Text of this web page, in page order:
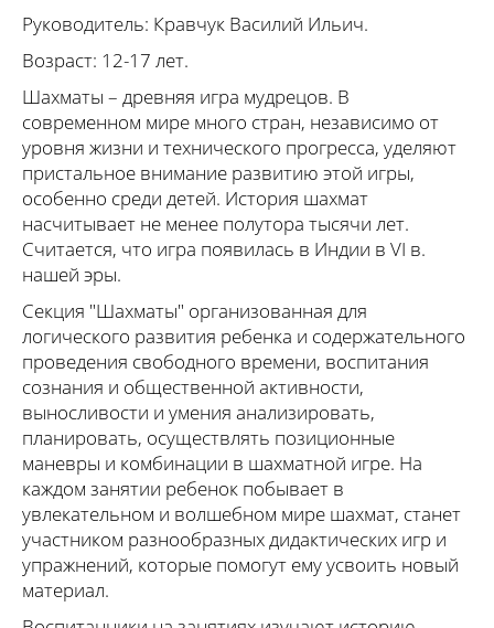
Руководитель: Кравчук Василий Ильич.
Возраст: 12-17 лет.
Шахматы – древняя игра мудрецов. В
современном мире много стран, независимо от
уровня жизни и технического прогресса, уделяют
пристальное внимание развитию этой игры,
особенно среди детей. История шахмат
насчитывает не менее полутора тысячи лет.
Считается, что игра появилась в Индии в VI в.
нашей эры.
Секция "Шахматы" организованная для
логического развития ребенка и содержательного
проведения свободного времени, воспитания
сознания и общественной активности,
выносливости и умения анализировать,
планировать, осуществлять позиционные
маневры и комбинации в шахматной игре. На
каждом занятии ребенок побывает в
увлекательном и волшебном мире шахмат, станет
участником разнообразных дидактических игр и
упражнений, которые помогут ему усвоить новый
материал.